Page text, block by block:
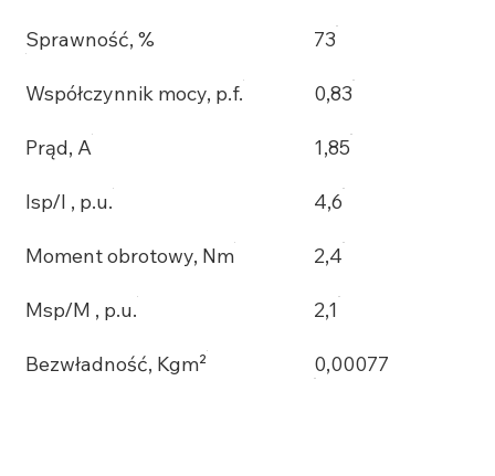
Sprawność, % 73
Współczynnik mocy, p.f. 0,83
Prąd, A 1,85
Isp/I , p.u. 4,6
Moment obrotowy, Nm 2,4
Msp/M , p.u. 2,1
Bezwładność, Kgm² 0,00077